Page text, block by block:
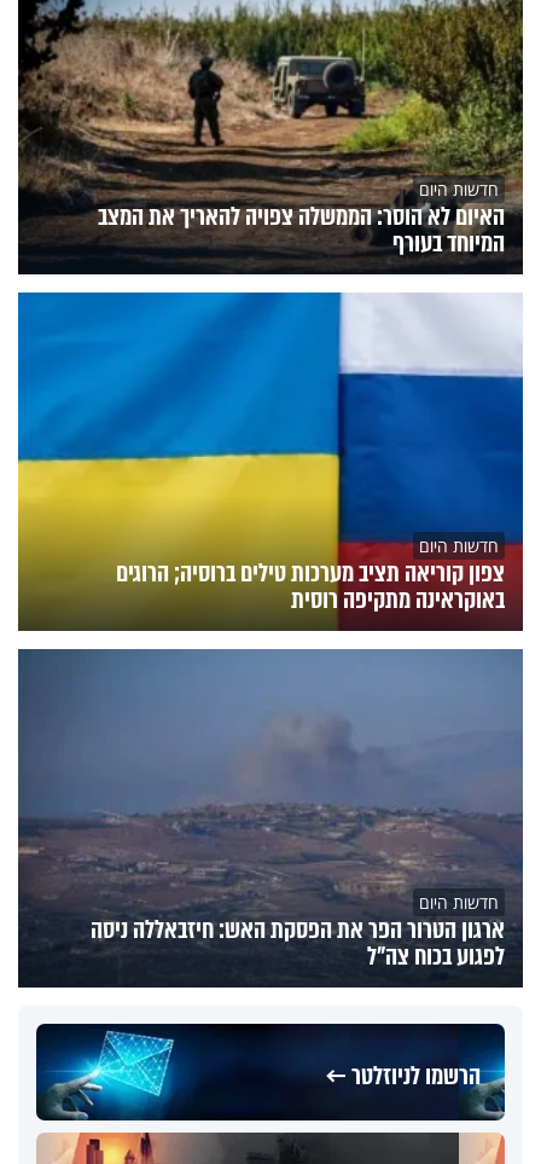
חדשות היום
האיום לא הוסר: הממשלה צפויה להאריך את המצב
המיוחד בעורף
חדשות היום
צפון קוריאה תציב מערכות טילים ברוסיה; הרוגים
באוקראינה מתקיפה רוסית
חדשות היום
ארגון הטרור הפר את הפסקת האש: חיזבאללה ניסה
לפגוע בכוח צה"ל
הרשמו לניוזלטר ←